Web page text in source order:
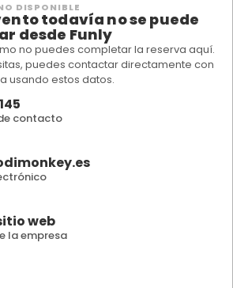
DISPONIBLE
todavía no se puede
desde Funly
no puedes completar la reserva aquí.
puedes contactar directamente con
usando estos datos.
contacto
web
la empresa